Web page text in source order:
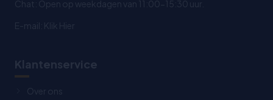
Chat: Open op weekdagen van 11:00-15:30 uur.
E-mail: Klik Hier
Klantenservice
Over ons